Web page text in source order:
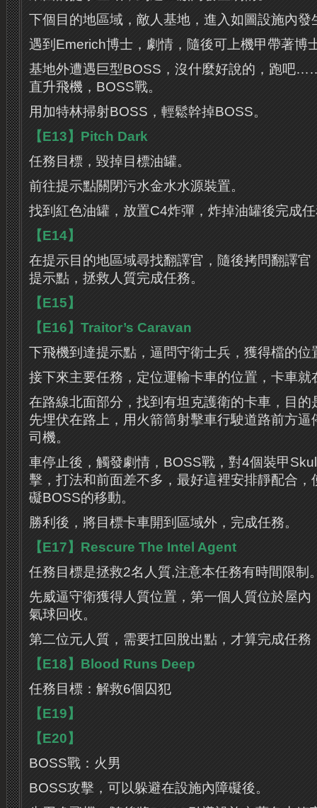
下個目的地區域，敵人基地，進入如圖設施內發
遇到Emerich博士，劇情，隨後可上機甲帶著博
基地外遭遇巨型BOSS，沒什麼好說的，跑吧
直升飛機，BOSS戰。
用加特林掃射BOSS，輕鬆幹掉BOSS。
【E13】Pitch Dark
任務目標，毀掉目標油罐。
前往提示點關閉污水金水水源裝置。
找到紅色油罐，放置C4炸彈，炸掉油罐後完成
【E14】
在提示目的地區域尋找翻譯官，隨後拷問翻譯官
提示點，拯救人質完成任務。
【E15】
【E16】Traitor’s Caravan
下飛機到達提示點，逼問守衛士兵，獲得檔的位
接下來主要任務，定位運輸卡車的位置，卡車就
在路線北面部分，找到有坦克護衛的卡車，目的
先埋伏在路上，用火箭筒射擊車行駛道路前方
司機。
車停止後，觸發劇情，BOSS戰，對4個裝甲
擊，打法和前面差不多，最好這裡安排靜配合
礙BOSS的移動。
勝利後，將目標卡車開到區域外，完成任務。
【E17】Rescure The Intel Agent
任務目標是拯救2名人質,注意本任務有時間限制
先威逼守衛獲得人質位置，第一個人質位於屋
氣球回收。
第二位元人質，需要扛回脫出點，才算完成任務
【E18】Blood Runs Deep
任務目標：解救6個囚犯
【E19】
【E20】
BOSS戰：火男
BOSS攻擊，可以躲避在設施內障礙後。